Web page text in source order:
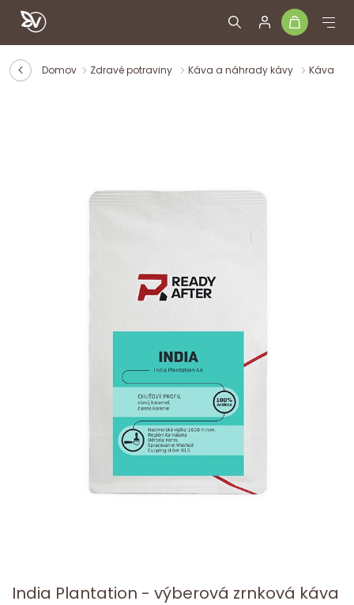
Domov Zdravé potraviny Káva a náhrady kávy Káva
India Plantation - výberová zrnková káva